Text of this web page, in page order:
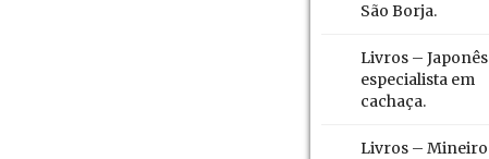
São Borja.
Livros – Japonês
especialista em
cachaça.
Livros – Mineiro